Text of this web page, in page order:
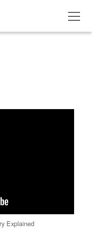
Explained